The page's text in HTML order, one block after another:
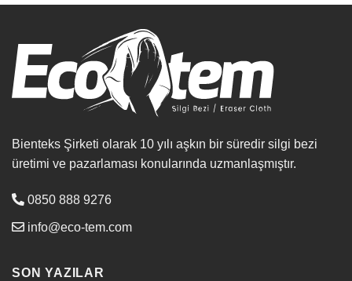
Bienteks Şirketi olarak 10 yılı aşkın bir süredir silgi bezi
üretimi ve pazarlaması konularında uzmanlaşmıştır.
0850 888 9276
info@eco-tem.com
SON YAZILAR